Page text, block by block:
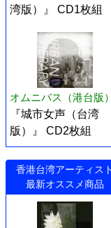
湾版）』 CD1枚組
オムニバス（港台版）
『城市女声（台湾
版）』 CD2枚組
香港台湾アーティスト
最新オススメ商品